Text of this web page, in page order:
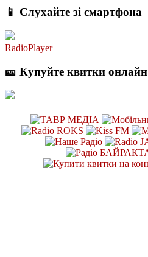
📱 Слухайте зі смартфона
RadioPlayer
🎫 Купуйте квитки онлайн